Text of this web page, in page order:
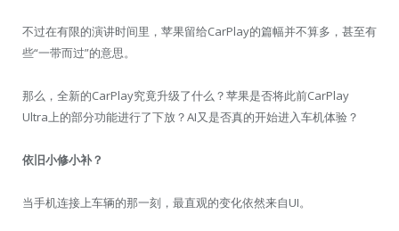
不过在有限的演讲时间里，苹果留给CarPlay的篇幅并不算多，甚至有
些“一带而过”的意思。
那么，全新的CarPlay究竟升级了什么？苹果是否将此前CarPlay
Ultra上的部分功能进行了下放？AI又是否真的开始进入车机体验？
依旧小修小补？
当手机连接上车辆的那一刻，最直观的变化依然来自UI。